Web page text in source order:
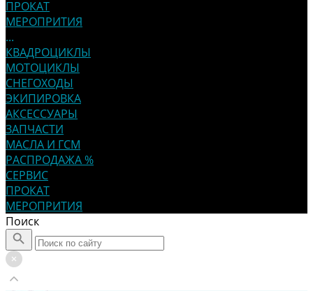
ПРОКАТ
МЕРОПРИТИЯ
...
КВАДРОЦИКЛЫ
МОТОЦИКЛЫ
СНЕГОХОДЫ
ЭКИПИРОВКА
АКСЕССУАРЫ
ЗАПЧАСТИ
МАСЛА И ГСМ
РАСПРОДАЖА %
СЕРВИС
ПРОКАТ
МЕРОПРИТИЯ
Поиск